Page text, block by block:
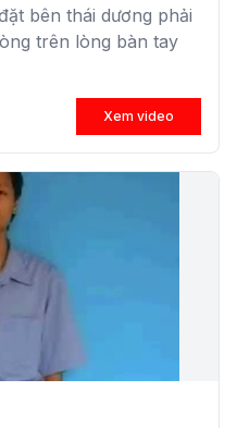
bên thái dương phải
trên lòng bàn tay
Xem video